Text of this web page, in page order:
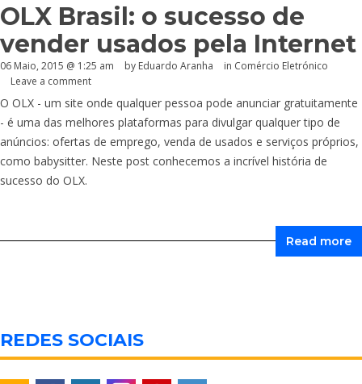
OLX Brasil: o sucesso de
vender usados pela Internet
06 Maio, 2015 @ 1:25 am by Eduardo Aranha in Comércio Eletrónico
Leave a comment
O OLX - um site onde qualquer pessoa pode anunciar gratuitamente
- é uma das melhores plataformas para divulgar qualquer tipo de
anúncios: ofertas de emprego, venda de usados e serviços próprios,
como babysitter. Neste post conhecemos a incrível história de
sucesso do OLX.
Read more
REDES SOCIAIS